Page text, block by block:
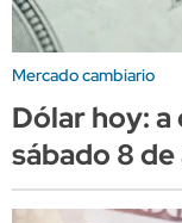
Mercado cambiario
Dólar hoy:
sábado 8